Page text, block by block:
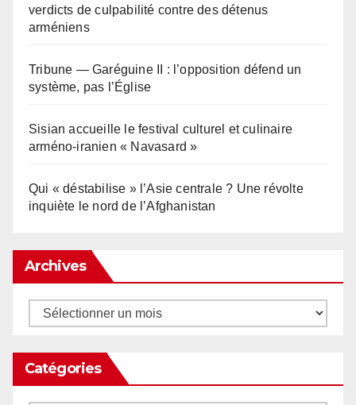
verdicts de culpabilité contre des détenus
arméniens
Tribune — Garéguine II : l’opposition défend un
système, pas l’Église
Sisian accueille le festival culturel et culinaire
arméno-iranien « Navasard »
Qui « déstabilise » l’Asie centrale ? Une révolte
inquiète le nord de l’Afghanistan
Archives
Archives
Catégories